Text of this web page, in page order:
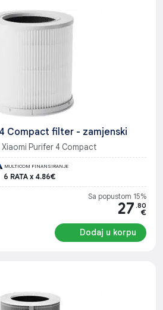
Compact filter - zamjenski
Xiaomi Purifer 4 Compact
MULTICOM FINANSIRANJE
6 RATA x 4.86€
Sa popustom 15%
27 .80
€
Dodaj u korpu